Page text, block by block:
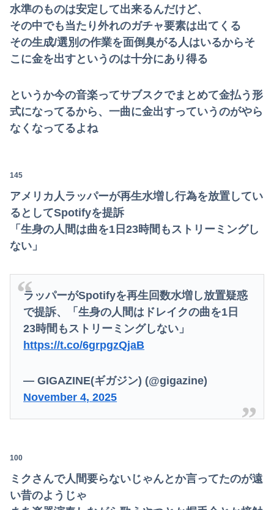
水準のものは安定して出来るんだけど、
その中でも当たり外れのガチャ要素は出てくる
その生成/選別の作業を面倒臭がる人はいるからそ
こに金を出すというのは十分にあり得る
というか今の音楽ってサブスクでまとめて金払う形
式になってるから、一曲に金出すっていうのがやら
なくなってるよね
145
アメリカ人ラッパーが再生水増し行為を放置してい
るとしてSpotifyを提訴
「生身の人間は曲を1日23時間もストリーミングし
ない」
ラッパーがSpotifyを再生回数水増し放置疑惑
で提訴、「生身の人間はドレイクの曲を1日
23時間もストリーミングしない」
https://t.co/6grpgzQjaB
— GIGAZINE(ギガジン) (@gigazine)
November 4, 2025
100
ミクさんで人間要らないじゃんとか言ってたのが遠
い昔のようじゃ